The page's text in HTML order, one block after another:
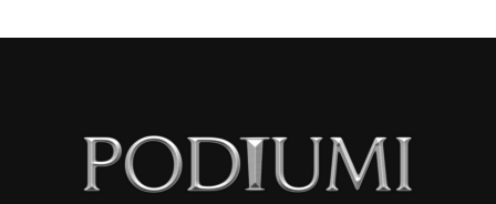
futur tashmë në Peshore. Dhe duke u futur Dielli
në Peshore kërkojmë një ekuilibrim sepse na
pret një dimër i gjatë përpara. E rëndësishme